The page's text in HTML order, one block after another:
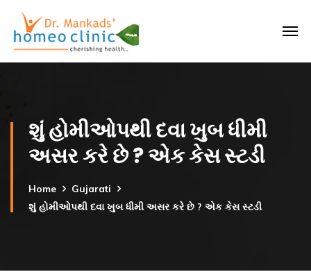
શું હોમીઓપથી દવા ખુબ ધીમી
અસર કરે છે ? એક કેસ સ્ટડી
Home
Gujarati
શું હોમીઓપથી દવા ખુબ ધીમી અસર કરે છે ? એક કેસ સ્ટડી